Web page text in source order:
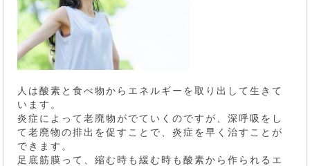
人は酸素と食べ物からエネルギーを取り出して生きて
います。
炎症によって老廃物がでていくのですが、深呼吸をし
て老廃物の排出を促すことで、炎症を早く治すことが
できます。
足底筋膜って、縮む時も緩む時も酸素から作られるエ